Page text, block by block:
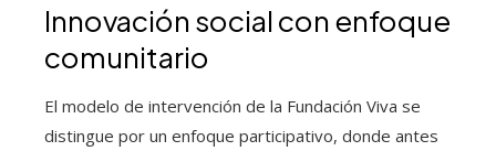
Innovación social con enfoque
comunitario
El modelo de intervención de la Fundación Viva se
distingue por un enfoque participativo, donde antes